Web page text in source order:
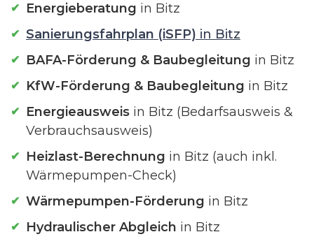
Energieberatung in Bitz
Sanierungsfahrplan (iSFP) in Bitz
BAFA-Förderung & Baubegleitung in Bitz
KfW-Förderung & Baubegleitung in Bitz
Energieausweis in Bitz (Bedarfsausweis &
Verbrauchsausweis)
Heizlast-Berechnung in Bitz (auch inkl.
Wärmepumpen-Check)
Wärmepumpen-Förderung in Bitz
Hydraulischer Abgleich in Bitz